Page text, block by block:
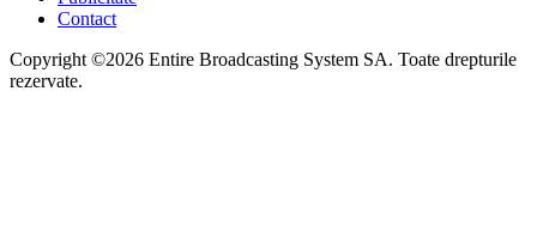
Contact
Copyright ©2026 Entire Broadcasting System SA. Toate drepturile
rezervate.